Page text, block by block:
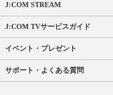
J:COM STREAM
J:COM TVサービスガイド
イベント・プレゼント
サポート・よくある質問